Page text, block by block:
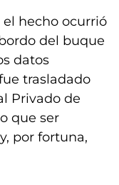
el hecho ocurrió
del buque
datos
trasladado
Privado de
que ser
por fortuna,